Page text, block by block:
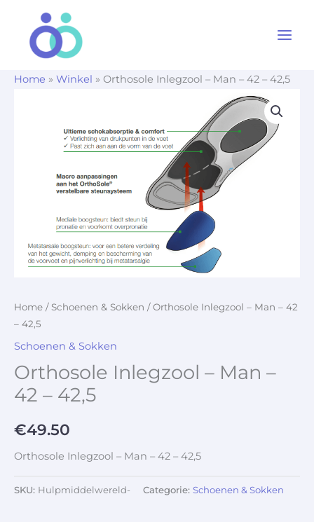
Home » Winkel » Orthosole Inlegzool – Man – 42 – 42,5
Home / Schoenen & Sokken / Orthosole Inlegzool – Man – 42
– 42,5
Schoenen & Sokken
Orthosole Inlegzool – Man –
42 – 42,5
€49.50
Orthosole Inlegzool – Man – 42 – 42,5
SKU: Hulpmiddelwereld- Categorie: Schoenen & Sokken